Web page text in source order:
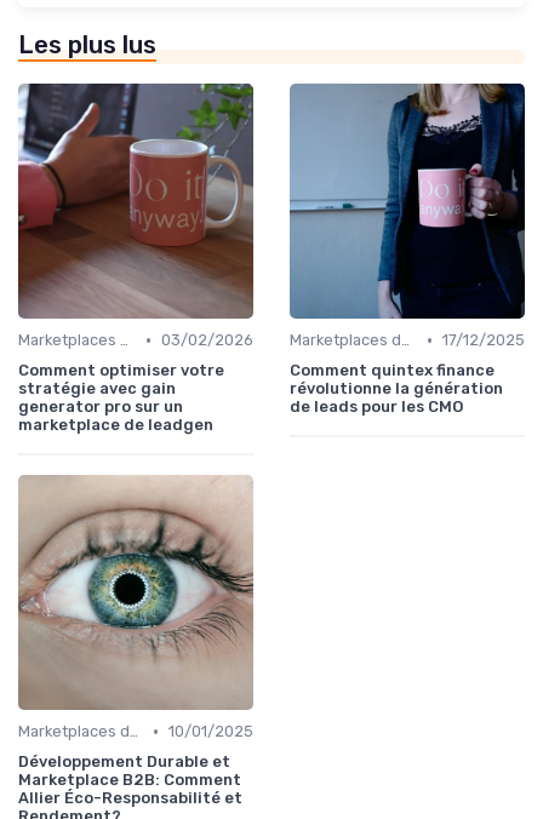
Les plus lus
Marketplaces de leadgen • 03/02/2026
Comment optimiser votre
stratégie avec gain
generator pro sur un
marketplace de leadgen
Marketplaces de leadgen • 17/12/2025
Comment quintex finance
révolutionne la génération
de leads pour les CMO
Marketplaces de partenaires • 10/01/2025
Développement Durable et
Marketplace B2B: Comment
Allier Éco-Responsabilité et